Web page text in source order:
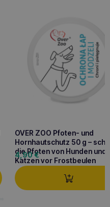
OVER ZOO Pfoten- und
Hornhautschutz 50 g –
die Pfoten von Hunden und
Katzen vor Frostbeulen
4,90€